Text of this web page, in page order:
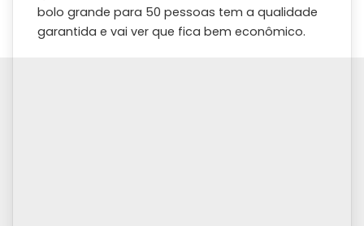
bolo grande para 50 pessoas tem a qualidade
garantida e vai ver que fica bem econômico.